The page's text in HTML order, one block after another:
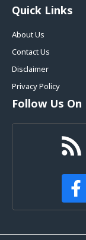
Quick Links
About Us
Contact Us
Disclaimer
Privacy Policy
Follow Us On